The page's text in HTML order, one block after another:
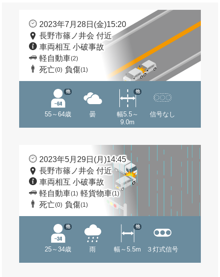
2023年7月28日(金)15:20
長野市篠ノ井会 付近
車両相互 小破事故
軽自動車(2)
死亡(0) 負傷(1)
55～64歳
他
曇
幅5.5～
9.0m
他
信号なし
2023年5月29日(月)14:45
長野市篠ノ井会 付近
車両相互 小破事故
軽自動車(1) 軽貨物車(1)
死亡(0) 負傷(1)
25～34歳
他
雨 幅～5.5m
他
３灯式信号